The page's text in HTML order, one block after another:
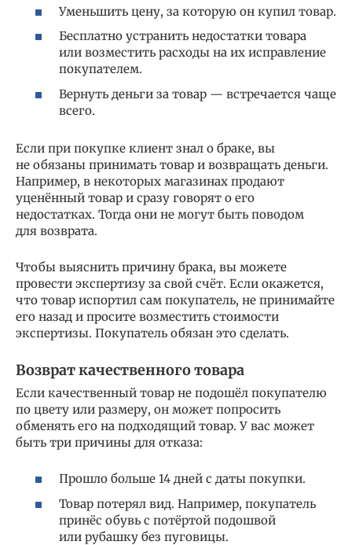
Уменьшить цену, за которую он купил товар.
Бесплатно устранить недостатки товара
или возместить расходы на их исправление
покупателем.
Вернуть деньги за товар — встречается чаще
всего.
Если при покупке клиент знал о браке, вы
не обязаны принимать товар и возвращать деньги.
Например, в некоторых магазинах продают
уценённый товар и сразу говорят о его
недостатках. Тогда они не могут быть поводом
для возврата.
Чтобы выяснить причину брака, вы можете
провести экспертизу за свой счёт. Если окажется,
что товар испортил сам покупатель, не принимайте
его назад и просите возместить стоимости
экспертизы. Покупатель обязан это сделать.
Возврат качественного товара
Если качественный товар не подошёл покупателю
по цвету или размеру, он может попросить
обменять его на подходящий товар. У вас может
быть три причины для отказа:
Прошло больше 14 дней с даты покупки.
Товар потерял вид. Например, покупатель
принёс обувь с потёртой подошвой
или рубашку без пуговицы.